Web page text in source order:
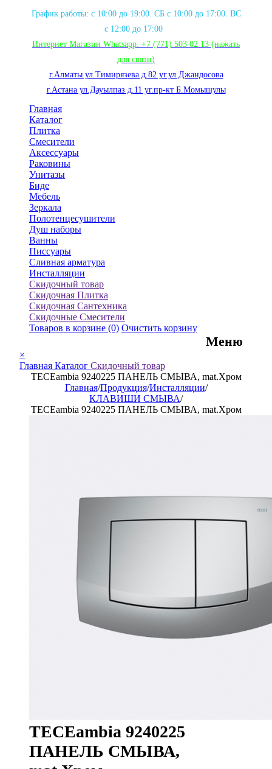
График работы: с 10:00 до 19:00. СБ с 10:00 до 17:00. ВС
с 12:00 до 17:00
Интернет Магазин Whatsapp: +7 (771) 503 02 13 (нажать
для связи)
г.Алматы ул.Тимирязева д.82 уг.ул.Джандосова
г.Астана ул.Дауылпаз д.11 уг.пр-кт Б.Момышулы
Главная
Каталог
Плитка
Смесители
Аксессуары
Раковины
Унитазы
Биде
Мебель
Зеркала
Полотенцесушители
Душ наборы
Ванны
Писсуары
Сливная арматура
Инсталляции
Скидочный товар
Скидочная Плитка
Скидочная Сантехника
Скидочные Смесители
Товаров в корзине (0) Очистить корзину
Меню
×
Главная Каталог Скидочный товар
TECEambia 9240225 ПАНЕЛЬ СМЫВА, mat.Хром
Главная/Продукция/Инсталляции/
КЛАВИШИ СМЫВА/
TECEambia 9240225 ПАНЕЛЬ СМЫВА, mat.Хром
TECEambia 9240225
ПАНЕЛЬ СМЫВА,